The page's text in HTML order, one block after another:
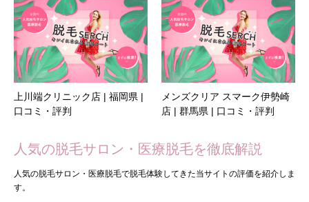
上川端クリニック店 | 福岡県 |
口コミ・評判
メンズクリア スマーク伊勢崎
店 | 群馬県 | 口コミ・評判
人気の脱毛サロン・医療脱毛を徹底解説
人気の脱毛サロン・医療脱毛で脱毛体験してきた当サイトの評価を紹介しま
す。